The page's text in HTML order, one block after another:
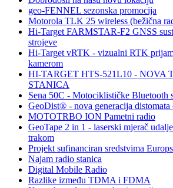
geo-FENNEL sezonska promocija
Motorola TLK 25 wireless (bežična
Hi-Target FARMSTAR-F2 GNSS
strojeve
Hi-Target vRTK - vizualni RTK
kamerom
HI-TARGET HTS-521L10 - NOVA
STANICA
Sena 50C - Motociklističke Bluetooth
GeoDist® - nova generacija distomata
MOTOTRBO ION Pametni radio
GeoTape 2 in 1 - laserski mjerač
trakom
Projekt sufinanciran sredstvima
Najam radio stanica
Digital Mobile Radio
Razlike između TDMA i FDMA